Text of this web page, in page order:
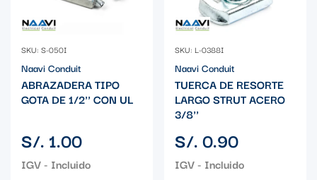
SKU: S-050I
Naavi Conduit
ABRAZADERA TIPO
GOTA DE 1/2'' CON UL
Precio
regular
S/. 1.00
SKU: L-0388I
Naavi Conduit
TUERCA DE RESORTE
LARGO STRUT ACERO
3/8''
Precio
regular
S/. 0.90